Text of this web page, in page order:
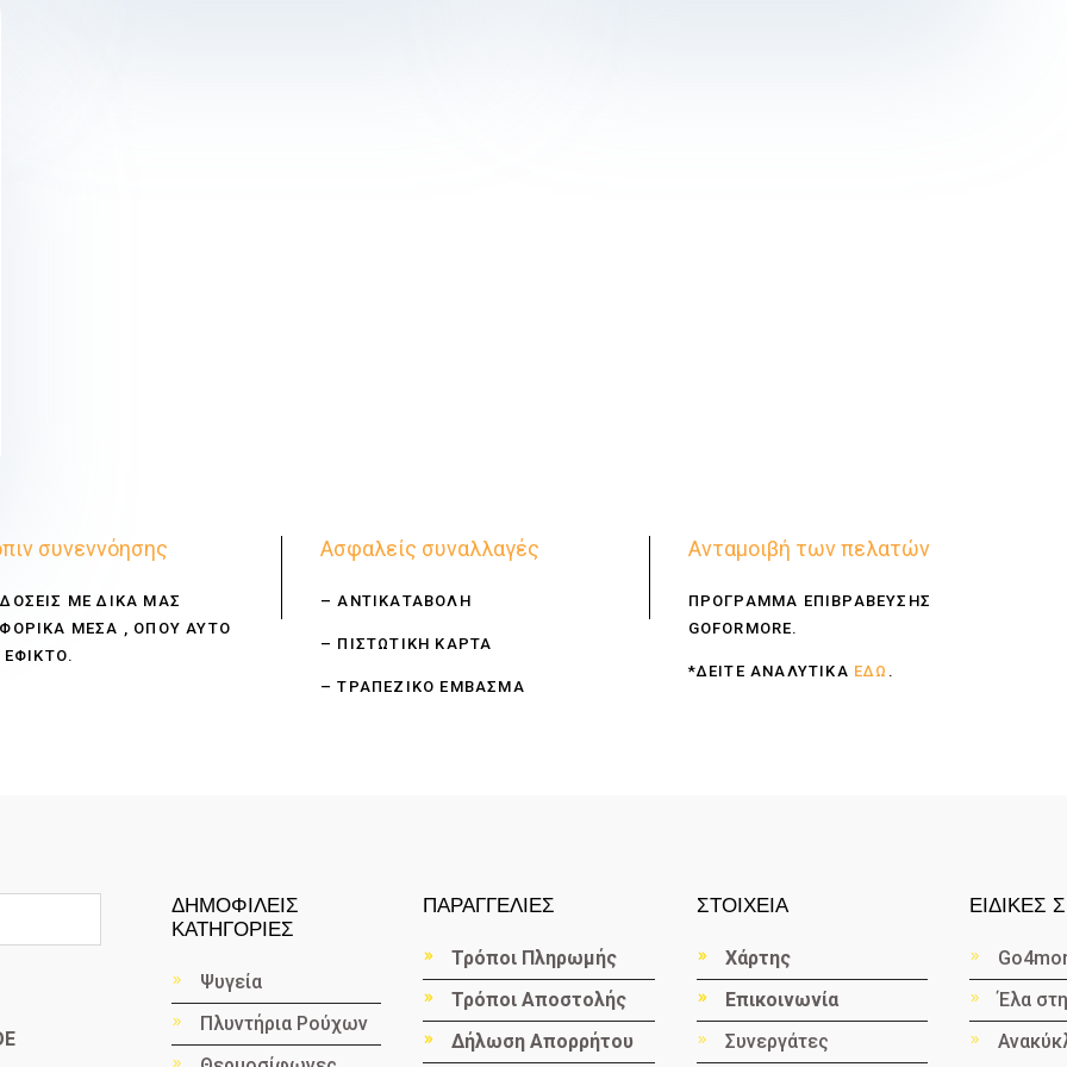
συνεννόησης
ΜΕ ΔΙΚΑ ΜΑΣ
ΜΕΣΑ , ΟΠΟΥ ΑΥΤΟ
ΕΦΙΚΤΟ.
Ασφαλείς συναλλαγές
– ΑΝΤΙΚΑΤΑΒΟΛΗ
– ΠΙΣΤΩΤΙΚΗ ΚΑΡΤΑ
– ΤΡΑΠΕΖΙΚΟ ΕΜΒΑΣΜΑ
Ανταμοιβή των πελατών
ΠΡΟΓΡΑΜΜΑ ΕΠΙΒΡΑΒΕΥΣΗΣ
GOFORMORE.
*ΔΕΙΤΕ ΑΝΑΛΥΤΙΚΑ ΕΔΩ .
ΔΗΜΟΦΙΛΕΙΣ
ΚΑΤΗΓΟΡΙΕΣ
Ψυγεία
Πλυντήρια Ρούχων
ΠΑΡΑΓΓΕΛΙΕΣ
Τρόποι Πληρωμής
Τρόποι Αποστολής
Δήλωση Απορρήτου
ΣΤΟΙΧΕΙΑ
Χάρτης
Επικοινωνία
Συνεργάτες
ΕΙΔΙΚΕΣ
Έλα